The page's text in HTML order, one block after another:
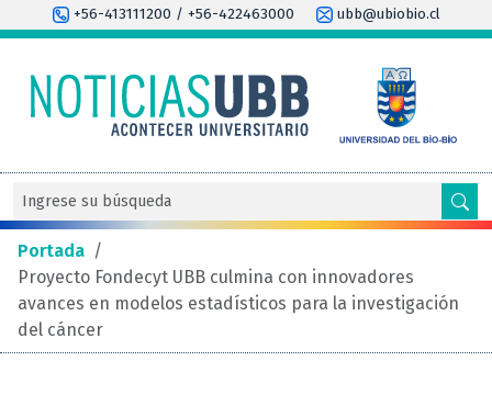
+56-413111200 / +56-422463000 ubb@ubiobio.cl
Portada /
Proyecto Fondecyt UBB culmina con innovadores
avances en modelos estadísticos para la investigación
del cáncer